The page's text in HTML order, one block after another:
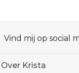
Vind mij op social
Over Krista